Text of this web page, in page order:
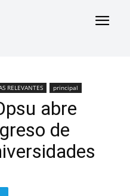
RELEVANTES principal
abre
de